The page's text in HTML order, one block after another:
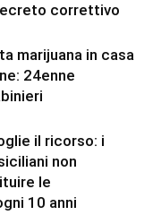
correttivo
marijuana in casa
24enne
il ricorso: i
non
le
10 anni